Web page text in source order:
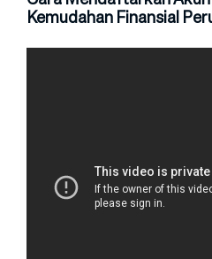
Kemudahan Finansial